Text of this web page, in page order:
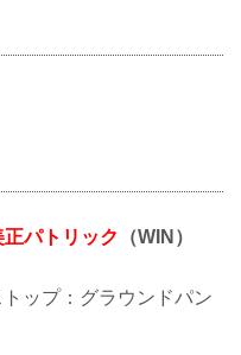
パトリック （WIN）
ップ：グラウンドパン